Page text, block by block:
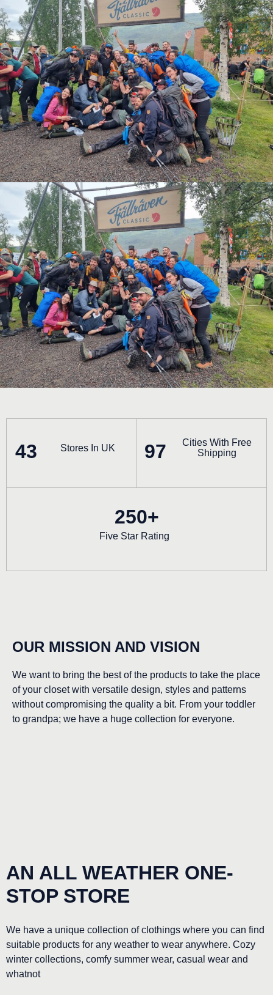
43 Stores In UK 97
Cities With Free
Shipping
250+
Five Star Rating
OUR MISSION AND VISION
We want to bring the best of the products to take the place
of your closet with versatile design, styles and patterns
without compromising the quality a bit. From your toddler
to grandpa; we have a huge collection for everyone.
AN ALL WEATHER ONE-
STOP STORE
We have a unique collection of clothings where you can find
suitable products for any weather to wear anywhere. Cozy
winter collections, comfy summer wear, casual wear and
whatnot